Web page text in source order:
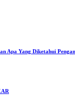
Apa Yang Diketahui